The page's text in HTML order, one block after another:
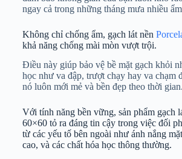
ngay cả trong những tháng mưa nhiều
Không chỉ chống ẩm, gạch lát nền
khả năng chống mài mòn vượt trội.
Điều này giúp bảo vệ bề mặt gạch khỏi
học như va đập, trượt chạy hay va chạm
nó luôn mới mẻ và bền đẹp theo thời gian.
Với tính năng bền vững, sản phẩm gạch
60×60 tỏ ra đáng tin cậy trong việc đối
từ các yếu tố bên ngoài như ánh nắng
cao, và các chất hóa học thông thường.